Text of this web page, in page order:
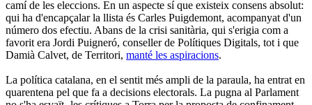
camí de les eleccions. En un aspecte sí que existeix consens absolut:
qui ha d'encapçalar la llista és Carles Puigdemont, acompanyat d'un
número dos efectiu. Abans de la crisi sanitària, qui s'erigia com a
favorit era Jordi Puigneró, conseller de Polítiques Digitals, tot i que
Damià Calvet, de Territori, manté les aspiracions.
La política catalana, en el sentit més ampli de la paraula, ha entrat en
quarentena pel que fa a decisions electorals. La pugna al Parlament